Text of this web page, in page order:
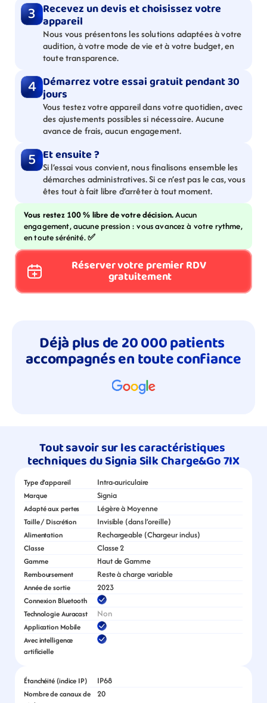
3 Recevez un devis et choisissez votre
appareil
Nous vous présentons les solutions adaptées à votre
audition, à votre mode de vie et à votre budget, en
toute transparence.
4 Démarrez votre essai gratuit pendant 30
jours
Vous testez votre appareil dans votre quotidien, avec
des ajustements possibles si nécessaire. Aucune
avance de frais, aucun engagement.
5 Et ensuite ?
Si l’essai vous convient, nous finalisons ensemble les
démarches administratives. Si ce n’est pas le cas, vous
êtes tout à fait libre d’arrêter à tout moment.
Vous restez 100 % libre de votre décision. Aucun
engagement, aucune pression : vous avancez à votre rythme,
en toute sérénité. ✅
Réserver votre premier RDV
gratuitement
Déjà plus de 20 000 patients
accompagnés en toute confiance
Tout savoir sur les caractéristiques
techniques du Signia Silk Charge&Go 7IX
Type d’appareil Intra-auriculaire
Marque Signia
Adapté aux pertes Légère à Moyenne
Taille / Discrétion Invisible (dans l’oreille)
Alimentation Rechargeable (Chargeur inclus)
Classe Classe 2
Gamme Haut de Gamme
Remboursement Reste à charge variable
Année de sortie 2023
Connexion Bluetooth
Technologie Auracast
Non
Application Mobile
Avec intelligence
artificielle
Étanchéité (indice IP) IP68
Nombre de canaux de
20